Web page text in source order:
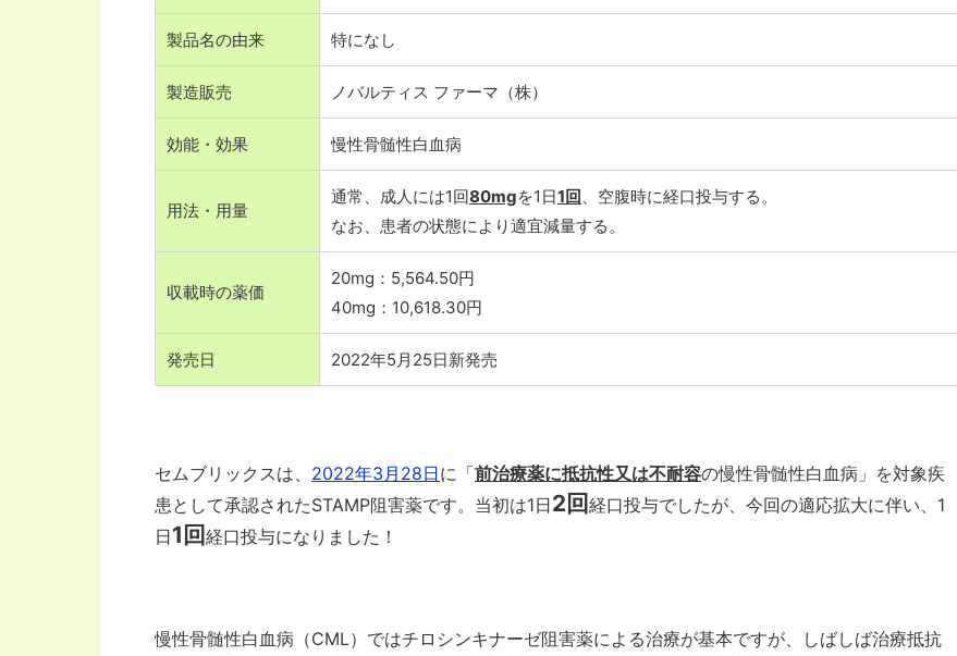
製品名の由来 特になし
製造販売 ノバルティス ファーマ（株）
効能・効果 慢性骨髄性白血病
用法・用量
通常、成人には1回80mgを1日1回 、空腹時に経口投与する。
なお、患者の状態により適宜減量する。
収載時の薬価
20mg：5,564.50円
40mg：10,618.30円
発売日 2022年5月25日新発売
セムブリックスは、 2022年3月28日に「前治療薬に抵抗性又は不耐容の慢性骨髄性白血病」を対象疾
患として承認されたSTAMP阻害薬です。当初は1日2回 経口投与でしたが、今回の適応拡大に伴い、1
日1回 経口投与になりました！
慢性骨髄性白血病（CML）ではチロシンキナーゼ阻害薬による治療が基本ですが、しばしば治療抵抗